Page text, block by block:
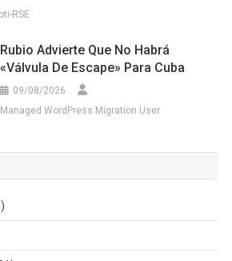
RSE
Rubio Advierte Que No Habrá
«válvula De Escape» Para Cuba
09/08/2026
Managed WordPress Migration User